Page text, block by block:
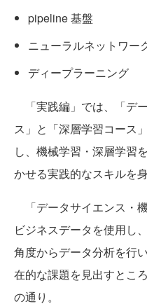
pipeline 基盤
ニューラルネットワー
ディープラーニング
「実践編」では、「デ
ス」と「深層学習コース
し、機械学習・深層学習
かせる実践的なスキルを
「データサイエンス・
ビジネスデータを使用し
角度からデータ分析を行
在的な課題を見出すとこ
の通り。